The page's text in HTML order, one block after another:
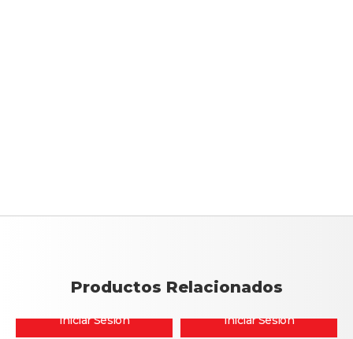
Productos Relacionados
Iniciar Sesión Iniciar Sesión